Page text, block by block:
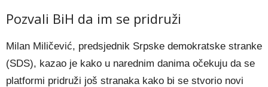
Pozvali BiH da im se pridruži
Milan Miličević, predsjednik Srpske demokratske stranke
(SDS), kazao je kako u narednim danima očekuju da se
platformi pridruži još stranaka kako bi se stvorio novi